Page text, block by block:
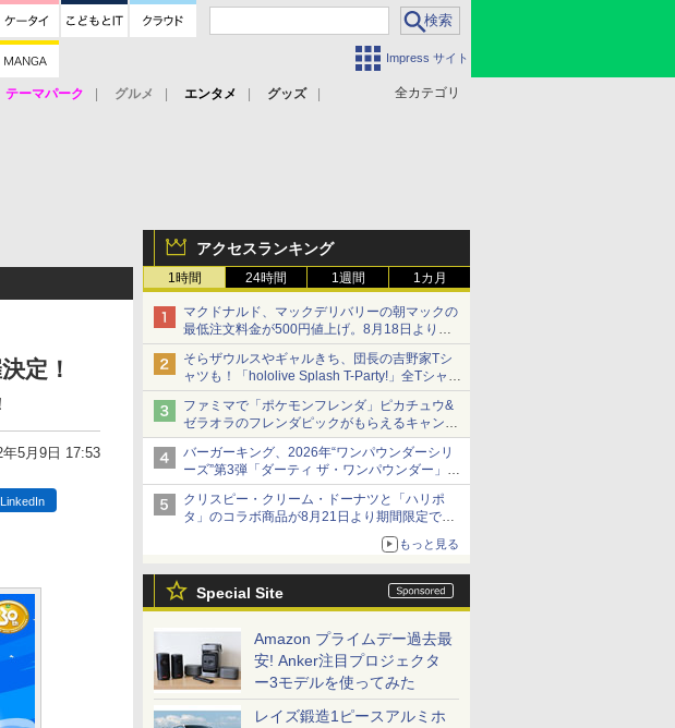
Impress サイト
全カテゴリ
テーマパーク グルメ エンタメ
グッズ
アクセスランキング
1時間 24時間 1週間 1カ月
マクドナルド、マックデリバリーの朝マックの
最低注文料金が500円値上げ。8月18日より
1,500円から受付
そらザウルスやギャルきち、団長の吉野家Tシ
ャツも！「hololive Splash T-Party!」全Tシャツ
ラインナップ公開＆オンライン販売開始
ファミマで「ポケモンフレンダ」ピカチュウ&
ゼラオラのフレンダピックがもらえるキャンペ
ーン開催！
バーガーキング、2026年“ワンパウンダーシリ
ーズ”第3弾「ダーティ ザ・ワンパウンダー」を
8月7日発売
「特製ガーリックマヨソース」を使用した超大
型チーズバーガー
クリスピー・クリーム・ドーナツと「ハリポ
タ」のコラボ商品が8月21日より期間限定で発
組分け帽子ドーナツなど見た目も楽しい商品が
もっと見る
Special Site
Amazon プライムデー過去最
安! Anker注目プロジェクタ
ー3モデルを使ってみた
レイズ鍛造1ピースアルミホ
定！
年5月9日 17:53
LinkedIn